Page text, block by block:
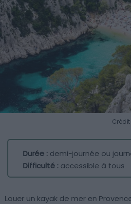
Durée : demi-journée ou
Difficulté : accessible à tous
Louer un kayak de mer en